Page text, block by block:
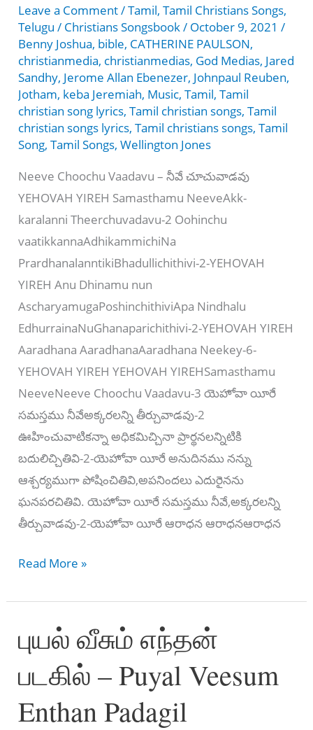
Leave a Comment/Tamil,Tamil Christians Songs,
Telugu / Christians Songsbook/ October 9, 2021/
Benny Joshua, bible, CATHERINE PAULSON,
christianmedia, christianmedias, God Medias, Jared
Sandhy, Jerome Allan Ebenezer, Johnpaul Reuben,
Jotham, keba Jeremiah, Music,Tamil,Tamil
christian song lyrics,Tamil christian songs,Tamil
christian songs lyrics,Tamil christians songs,Tamil
Song,Tamil Songs,Wellington Jones
Neeve Choochu Vaadavu – నీవే చూచువాడవు
YEHOVAH YIREH Samasthamu NeeveAkk-
karalanni Theerchuvadavu-2 Oohinchu
vaatikkannaAdhikammichiNa
PrardhanalanntikiBhadullichithivi-2-YEHOVAH
YIREH Anu Dhinamu nun
AscharyamugaPoshinchithiviApa Nindhalu
EdhurrainaNuGhanaparichithivi-2-YEHOVAH YIREH
Aaradhana AaradhanaAaradhana Neekey-6-
YEHOVAH YIREH YEHOVAH YIREHSamasthamu
NeeveNeeve Choochu Vaadavu-3 యెహోవా యీరే
సమస్తము నీవేఅక్కరలన్ని తీర్చువాడవు-2
ఊహించువాటికన్నా అధికమిచ్చినా ప్రార్థనలన్నిటికి
బదులిచ్చితివి-2-యెహోవా యీరే అనుదినము నన్ను
ఆశ్చర్యముగా పోషించితివి,అపనిందలు ఎదురైనను
ఘనపరచితివి. యెహోవా యీరే సమస్తము నీవే,అక్కరలన్ని
తీర్చువాడవు-2-యెహోవా యీరే ఆరాధన ఆరాధనఆరాధన
Neeve
Vaadavu
నీవే
చూచువాడవు
Read More »
புயல் வீசும் எந்தன்
படகில் – Puyal Veesum
Enthan Padagil